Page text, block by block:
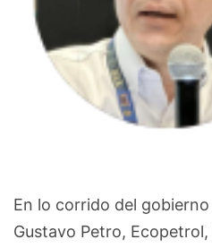
En lo corrido del
Gustavo Petro,